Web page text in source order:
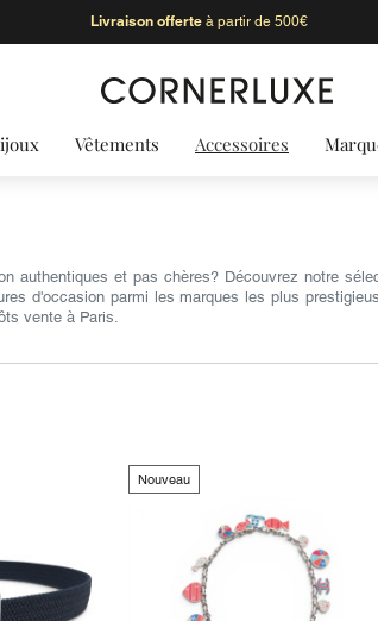
Livraison offerteà partir de 500€
Vêtements Accessoires
authentiques et pas chères? Découvrez notre
d'occasion parmi les marques les plus
vente à Paris.
Nouveau